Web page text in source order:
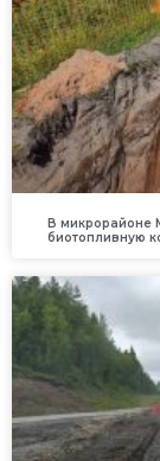
В микрорайоне
биотопливную